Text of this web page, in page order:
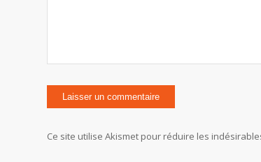
Ce site utilise Akismet pour réduire les